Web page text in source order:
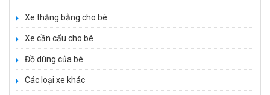
Xe thăng bằng cho bé
Xe cần cẩu cho bé
Đồ dùng của bé
Các loại xe khác
Xe 3 bánh đạp trẻ em FE-188